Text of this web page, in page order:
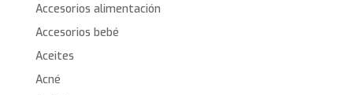
Accesorios alimentación
Accesorios bebé
Aceites
Acné